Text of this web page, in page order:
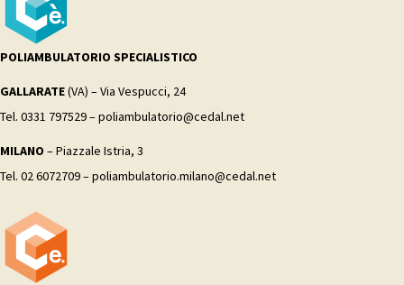
POLIAMBULATORIO SPECIALISTICO
GALLARATE(VA) – Via Vespucci, 24
Tel. 0331 797529 – poliambulatorio@cedal.net
MILANO – Piazzale Istria, 3
Tel. 02 6072709 – poliambulatorio.milano@cedal.net